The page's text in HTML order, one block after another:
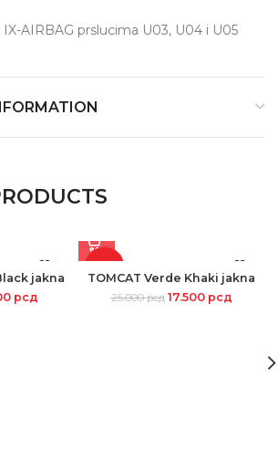
AIRBAG prslucima U03, U04 i U05
jakna
рсд
-30%
SOLD
TOMCAT Verde Khaki jakna
25.000рсд 17.500 рсд